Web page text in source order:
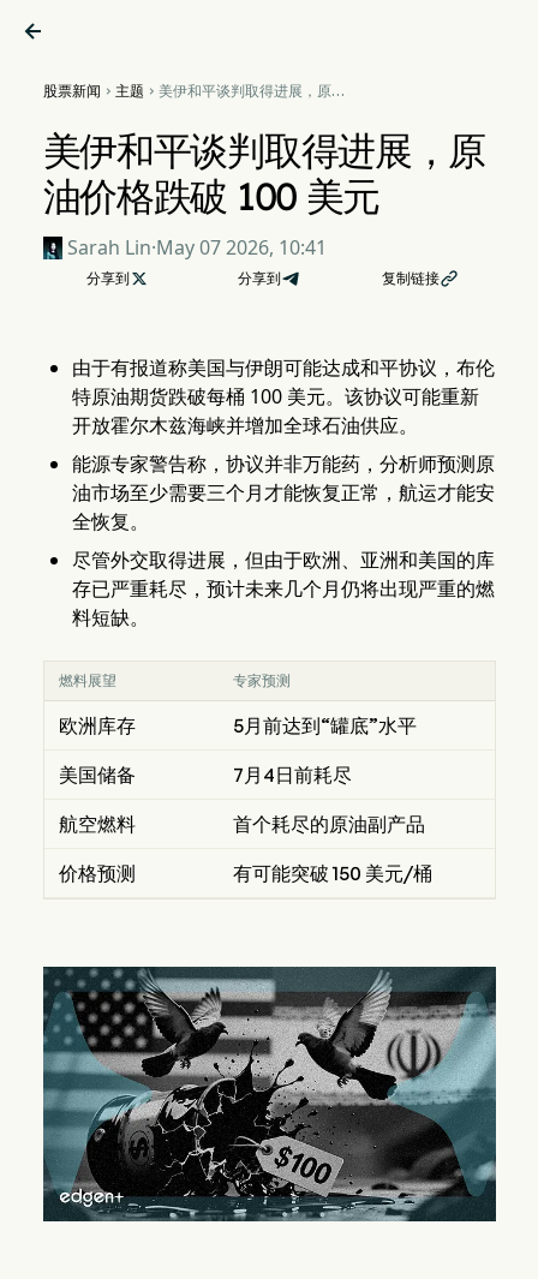

股票新闻  主题  美伊和平谈判取得进展，原油
美伊和平谈判取得进展，原
油价格跌破 100 美元
Sarah Lin·May 07 2026, 10:41
分享到  分享到 复制链接
由于有报道称美国与伊朗可能达成和平协议，布伦
特原油期货跌破每桶 100 美元。该协议可能重新
开放霍尔木兹海峡并增加全球石油供应。
能源专家警告称，协议并非万能药，分析师预测原
油市场至少需要三个月才能恢复正常，航运才能安
全恢复。
尽管外交取得进展，但由于欧洲、亚洲和美国的库
存已严重耗尽，预计未来几个月仍将出现严重的燃
料短缺。
燃料展望 专家预测
欧洲库存 5月前达到“罐底”水平
美国储备 7月4日前耗尽
航空燃料 首个耗尽的原油副产品
价格预测 有可能突破 150 美元/桶